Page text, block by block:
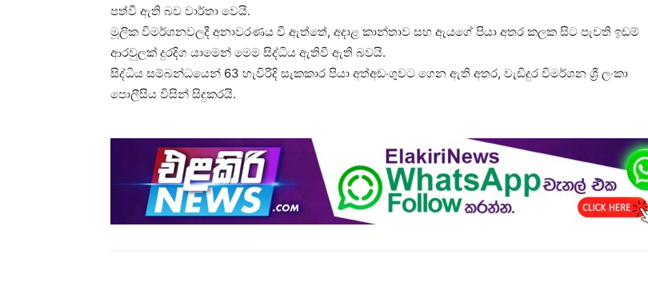
පත්වී ඇති බව වාර්තා වෙයි.
මූලික විමර්ශනවලදී අනාවරණය වී ඇත්තේ, අදාළ කාන්තාව සහ ඇයගේ පියා අතර කලක සිට පැවති ඉඩම්
ආරවුලක් දුරදිග යාමෙන් මෙම සිද්ධිය ඇතිවී ඇති බවයි.
සිද්ධිය සම්බන්ධයෙන් 63 හැවිරිදි සැකකාර පියා අත්අඩංගුවට ගෙන ඇති අතර, වැඩිදුර විමර්ශන ශ්‍රී ලංකා
පොලීසිය විසින් සිදුකරයි.